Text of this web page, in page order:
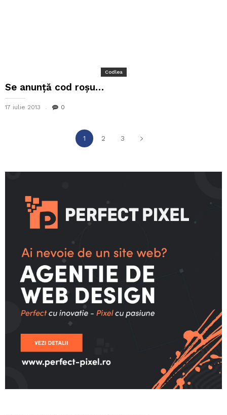
Codlea
Se anunță cod roșu…
17 iulie 2013 0
1 2 3